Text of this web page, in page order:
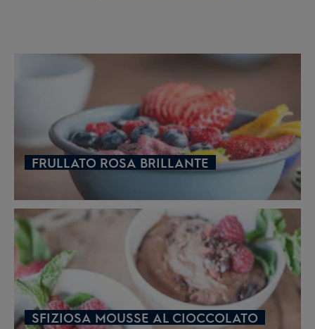
FRULLATO ROSA BRILLANTE
SFIZIOSA MOUSSE AL CIOCCOLATO